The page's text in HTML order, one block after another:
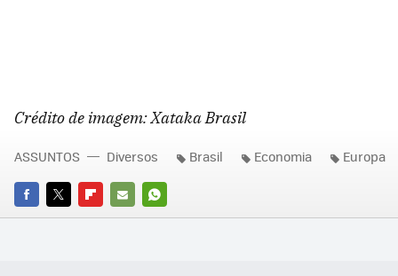
Crédito de imagem: Xataka Brasil
FACEBOOK
TWITTERFLIPBOARD
E-
WHATSAPP
ASSUNTOS Diversos Brasil Economia Europa